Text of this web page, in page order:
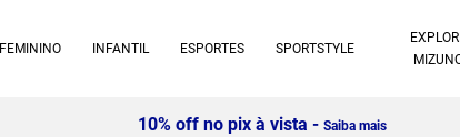
FEMININO INFANTIL ESPORTES SPORTSTYLE
10% off no pix à vista -Saiba mais